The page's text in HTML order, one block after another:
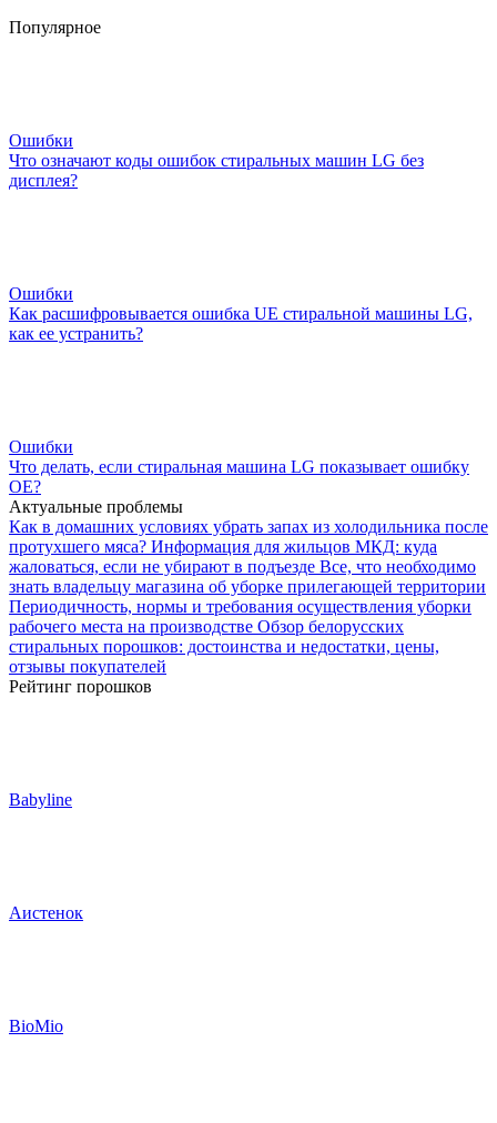
Популярное
Ошибки
Что означают коды ошибок стиральных машин LG без
дисплея?
Ошибки
Как расшифровывается ошибка UE стиральной машины LG,
как ее устранить?
Ошибки
Что делать, если стиральная машина LG показывает ошибку
ОЕ?
Актуальные проблемы
Как в домашних условиях убрать запах из холодильника после
протухшего мяса? Информация для жильцов МКД: куда
жаловаться, если не убирают в подъезде Все, что необходимо
знать владельцу магазина об уборке прилегающей территории
Периодичность, нормы и требования осуществления уборки
рабочего места на производстве Обзор белорусских
стиральных порошков: достоинства и недостатки, цены,
отзывы покупателей
Рейтинг порошков
Babyline
Аистенок
BioMio